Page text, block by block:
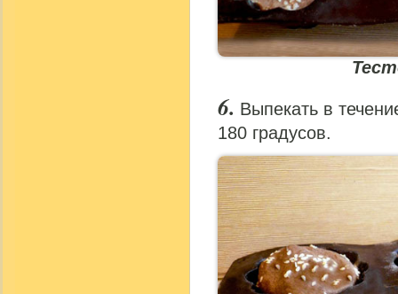
Выпекать в
180 градусов.